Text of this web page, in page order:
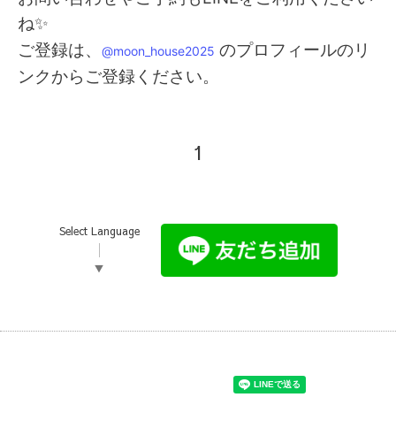
ね✨
ご登録は、
@moon_house2025 のプロフィールのリ
ンクからご登録ください。
1
Select Language
▼